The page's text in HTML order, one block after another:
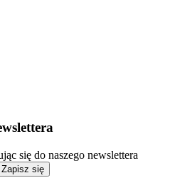
się do naszego newslettera
Zapisz się